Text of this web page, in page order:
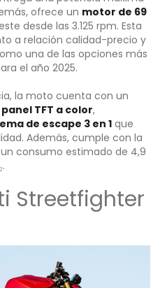
ofrece un motor de 69
desde las 3.125 rpm. Esta
a relación calidad-precio y
una de las opciones más
el año 2025.
la moto cuenta con un
panel TFT a color,
de escape 3 en 1que
Además, cumple con la
consumo estimado de 4,9
Streetfighter